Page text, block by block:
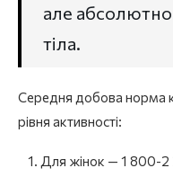
але
тіла.
Середня добова норма
рівня активності:
Для жінок — 1 800-2